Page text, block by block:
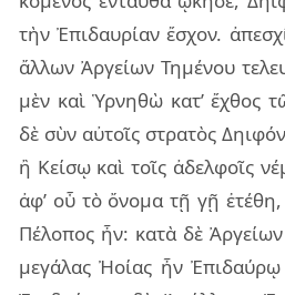
τὴν Ἐπι­δαυ­ρί­αν ἔσχον.
ἄλ­λων Ἀργεί­ων Τημέ­νου
μὲν καὶ Ὑρνη­θὼ κατ’ ἔχθος
δὲ σὺν αὐ­τοῖς στρα­τὸς
ἢ Κείσῳ καὶ τοῖς ἀδελ­φοῖς
ἀφ’ οὗ τὸ ὄνο­μα τῇ γῇ
Πέλο­πος ἦν: κατὰ δὲ
με­γά­λας Ἠοίας ἦν